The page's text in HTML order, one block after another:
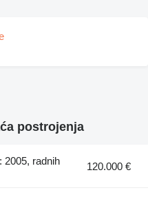
postrojenja
2005, radnih
120.000 €